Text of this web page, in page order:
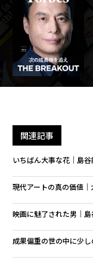
関連記事
いちばん大事な花｜島
現代アートの真の価値
映画に魅了された男｜
成果偏重の世の中に少